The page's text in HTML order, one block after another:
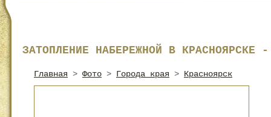
ЗАТОПЛЕНИЕ НАБЕРЕЖНОЙ В КРАСНОЯРСКЕ
Главная > Фото > Города края > Красноярск